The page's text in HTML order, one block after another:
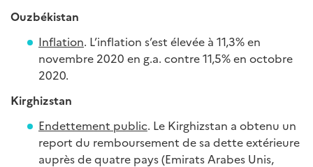
Ouzbékistan
Inflation. L’inflation s’est élevée à 11,3% en
novembre 2020 en g.a. contre 11,5% en octobre
2020.
Kirghizstan
Endettement public. Le Kirghizstan a obtenu un
report du remboursement de sa dette extérieure
auprès de quatre pays (Emirats Arabes Unis,